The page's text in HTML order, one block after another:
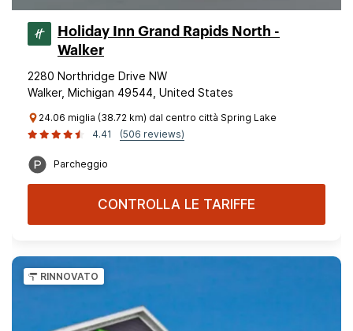
Holiday Inn Grand Rapids North -
Walker
2280 Northridge Drive NW
Walker, Michigan 49544, United States
24.06 miglia (38.72 km) dal centro città Spring Lake
4.41
(506 reviews)
Parcheggio
CONTROLLA LE TARIFFE
RINNOVATO